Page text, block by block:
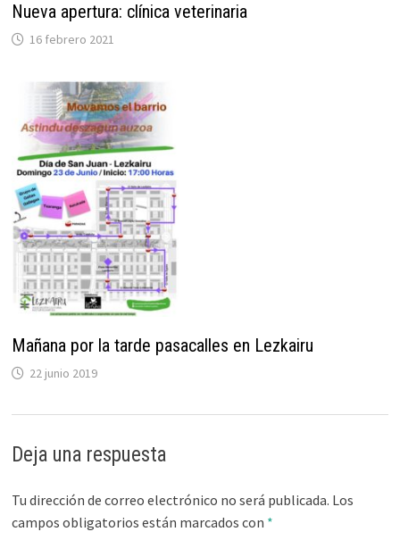
Nueva apertura: clínica veterinaria
16 febrero 2021
Mañana por la tarde pasacalles en Lezkairu
22 junio 2019
Deja una respuesta
Tu dirección de correo electrónico no será publicada. Los
campos obligatorios están marcados con *